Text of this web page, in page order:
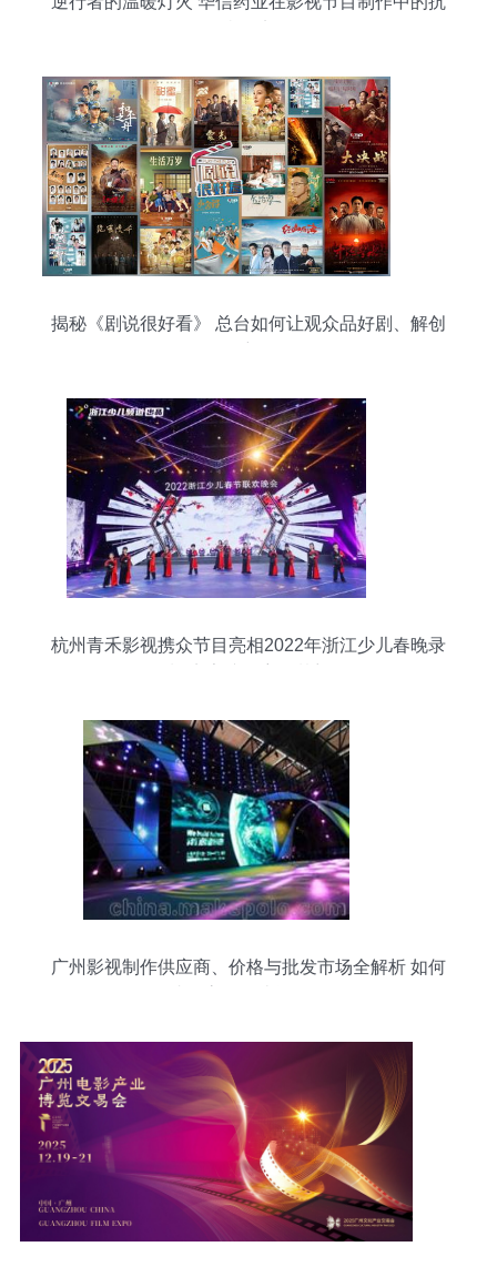
揭秘《剧说很好看》 总台如何让观众品好剧、解创
杭州青禾影视携众节目亮相2022年浙江少儿春晚录
广州影视制作供应商、价格与批发市场全解析 如何